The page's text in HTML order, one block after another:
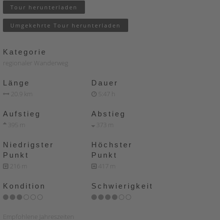
Tour herunterladen
Umgekehrte Tour herunterladen
Kategorie
regionaler Wanderweg
Länge
20.9 km
Dauer
5:47 h
Aufstieg
395 m
Abstieg
373 m
Niedrigster
Punkt
216 m
Höchster
Punkt
417 m
Kondition Schwierigkeit
Empfohlene Jahreszeiten